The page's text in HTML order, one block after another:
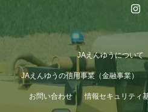
JAえんゆうについて
JAえんゆうの信用事業（金融事業）
お問い合わせ 情報セキュリティ